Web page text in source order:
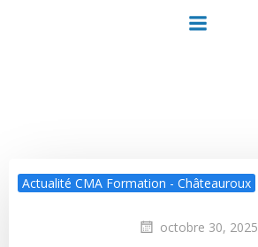
au
Actualité CMA Formation - Châteauroux
octobre 30, 2025